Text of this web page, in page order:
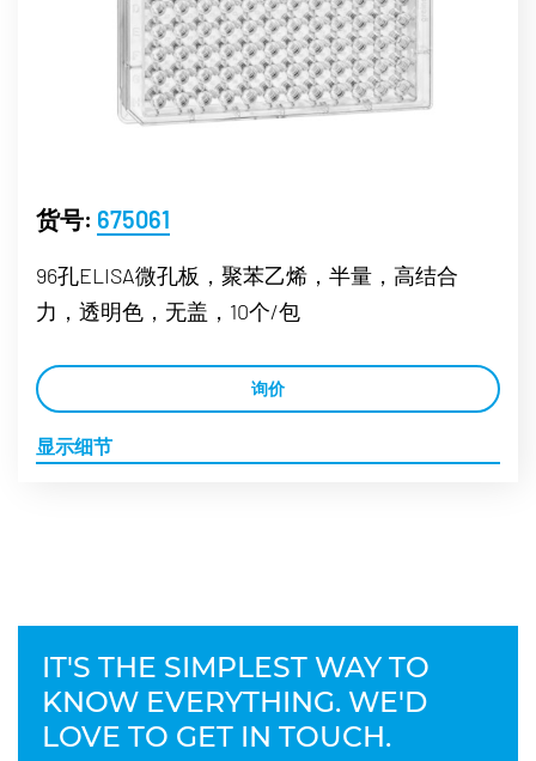
货号: 675061
96孔ELISA微孔板，聚苯乙烯，半量，高结合
力，透明色，无盖，10个/包
询价
显示细节
IT'S THE SIMPLEST WAY TO
KNOW EVERYTHING. WE'D
LOVE TO GET IN TOUCH.